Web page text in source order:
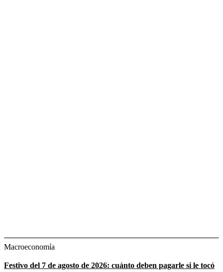
Macroeconomía
Festivo del 7 de agosto de 2026: cuánto deben pagarle si le tocó